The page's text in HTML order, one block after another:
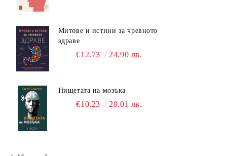
Митове и истини за чревното
здраве
€12.73 24.90 лв.
Нищетата на мозъка
€10.23 20.01 лв.